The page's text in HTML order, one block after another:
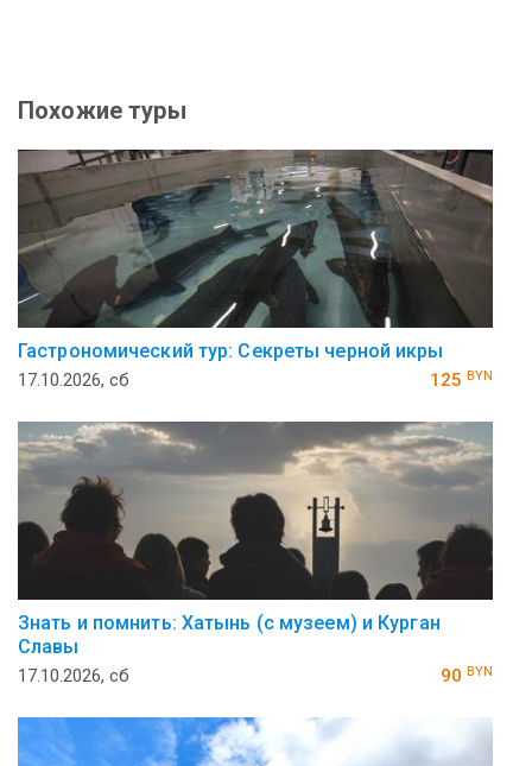
Похожие туры
Гастрономический тур: Секреты черной икры
17.10.2026, сб 125 BYN
Знать и помнить: Хатынь (с музеем) и Курган
Славы
17.10.2026, сб 90 BYN